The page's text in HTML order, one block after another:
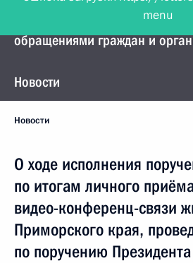
Управление Президента по
обращениями граждан и
Новости
Новости
О ходе исполнения
по итогам личного
видео-конференц-связи
Приморского края,
по поручению
menu